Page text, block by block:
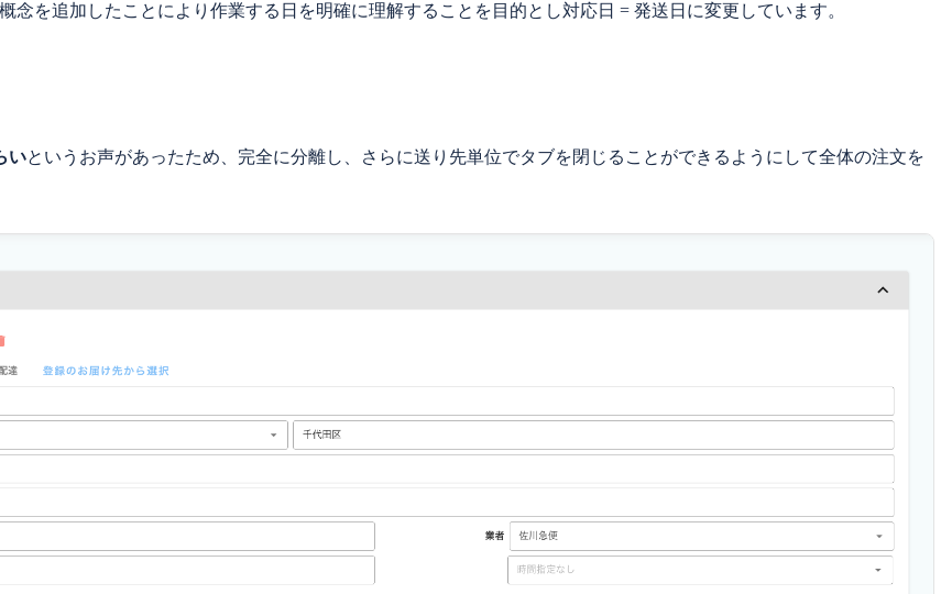
を追加したことにより作業する日を明確に理解することを目的とし対応日 = 発送日に変更しています。
いというお声があったため、完全に分離し、さらに送り先単位でタブを閉じることができるようにして全体の注文を